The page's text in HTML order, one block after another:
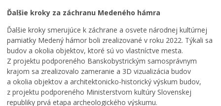
Ďalšie kroky za záchranu Medeného hámra
Ďalšie kroky smerujúce k záchrane a osvete národnej kultúrnej
pamiatky Medený hámor boli zrealizované v roku 2022. Týkali sa
budov a okolia objektov, ktoré sú vo vlastníctve mesta.
Z projektu podporeného Banskobystrickým samosprávnym
krajom sa zrealizovalo zameranie a 3D vizualizácia budov
a okolia objektov a architektonicko-historický výskum budov,
z projektu podporeného Ministerstvom kultúry Slovenskej
republiky prvá etapa archeologického výskumu.